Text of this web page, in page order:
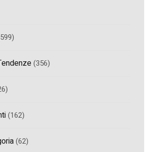
(356)
(162)
(62)